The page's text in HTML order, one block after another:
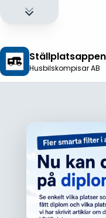
Ställplatsappen
Husbilskompisar AB
Logga in för att